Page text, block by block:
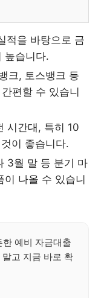
적을 바탕으로 금
높습니다.
크, 토스뱅크 등
편할 수 있습니
시간대, 특히 10
이 좋습니다.
3월 말 등 분기 마
이 나올 수 있습니
예비 자금대출
고 지금 바로 확